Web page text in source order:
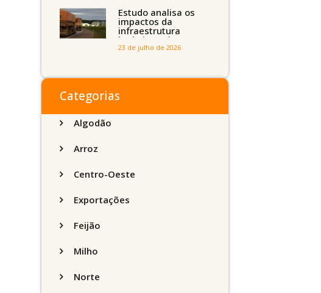
Estudo analisa os
impactos da
infraestrutura
logística sobre a
produção agrícola de
23 de julho de 2026
Categorias
Algodão
Arroz
Centro-Oeste
Exportações
Feijão
Milho
Norte